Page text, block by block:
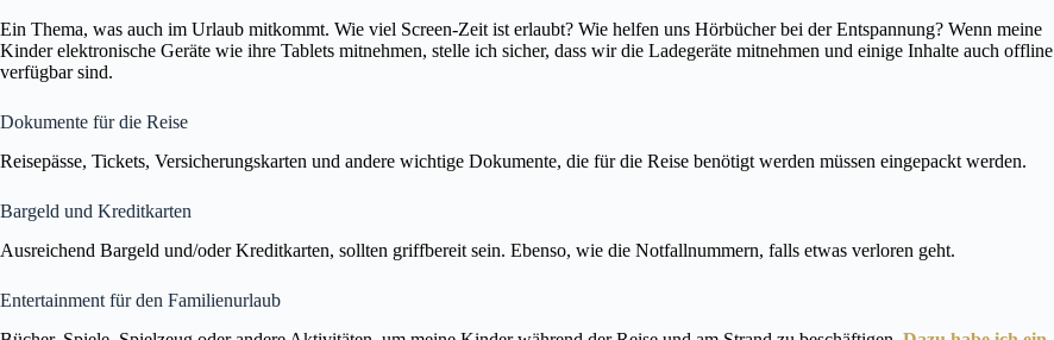
Ein Thema, was auch im Urlaub mitkommt. Wie viel Screen-Zeit ist erlaubt? Wie helfen uns Hörbücher bei der Entspannung? Wenn meine
Kinder elektronische Geräte wie ihre Tablets mitnehmen, stelle ich sicher, dass wir die Ladegeräte mitnehmen und einige Inhalte auch offline
verfügbar sind.
Dokumente für die Reise
Reisepässe, Tickets, Versicherungskarten und andere wichtige Dokumente, die für die Reise benötigt werden müssen eingepackt werden.
Bargeld und Kreditkarten
Ausreichend Bargeld und/oder Kreditkarten, sollten griffbereit sein. Ebenso, wie die Notfallnummern, falls etwas verloren geht.
Entertainment für den Familienurlaub